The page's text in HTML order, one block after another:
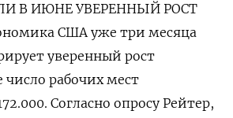
В ИЮНЕ УВЕРЕННЫЙ РОСТ
‌США уже три месяца
уверенный рост
число рабочих мест
Согласно опросу Рейтер,